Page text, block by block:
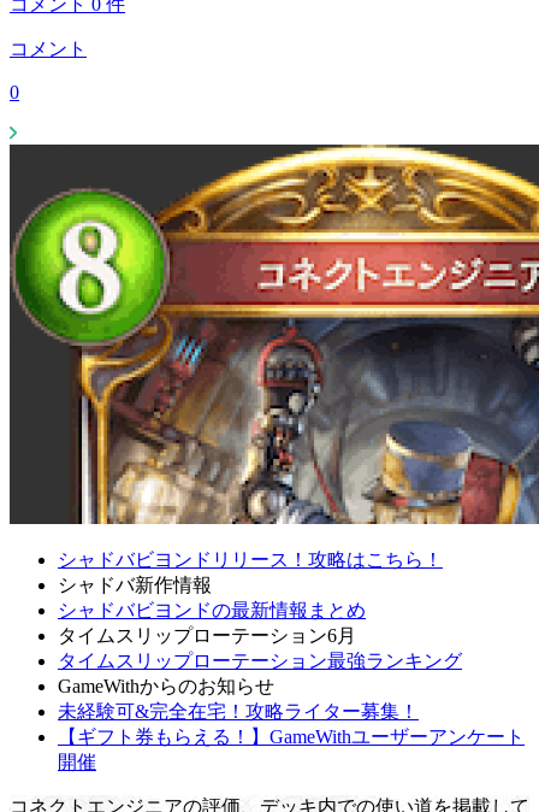
コメント
0
シャドバビヨンドリリース！攻略はこちら！
シャドバ新作情報
シャドバビヨンドの最新情報まとめ
タイムスリップローテーション6月
タイムスリップローテーション最強ランキング
GameWithからのお知らせ
未経験可&完全在宅！攻略ライター募集！
【ギフト券もらえる！】GameWithユーザーアンケート
開催
コネクトエンジニアの評価、デッキ内での使い道を掲載して